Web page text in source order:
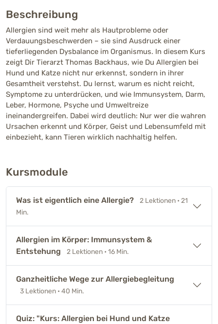
Beschreibung
Allergien sind weit mehr als Hautprobleme oder
Verdauungsbeschwerden – sie sind Ausdruck einer
tieferliegenden Dysbalance im Organismus. In diesem Kurs
zeigt Dir Tierarzt Thomas Backhaus, wie Du Allergien bei
Hund und Katze nicht nur erkennst, sondern in ihrer
Gesamtheit verstehst. Du lernst, warum es nicht reicht,
Symptome zu unterdrücken, und wie Immunsystem, Darm,
Leber, Hormone, Psyche und Umweltreize
ineinandergreifen. Dabei wird deutlich: Nur wer die wahren
Ursachen erkennt und Körper, Geist und Lebensumfeld mit
einbezieht, kann Tieren wirklich nachhaltig helfen.
Kursmodule
Was ist eigentlich eine Allergie? 2 Lektionen
Min.
Allergien im Körper: Immunsystem &
Entstehung
2 Lektionen • 16 Min.
Ganzheitliche Wege zur Allergiebegleitung
3 Lektionen • 40 Min.
Quiz: "Kurs: Allergien bei Hund und Katze